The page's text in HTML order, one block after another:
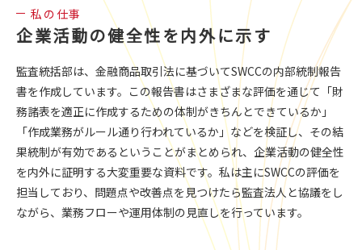
私の仕事
企業活動の健全性を内外に示す
監査統括部は、金融商品取引法に基づいてSWCCの内部統制報告
書を作成しています。この報告書はさまざまな評価を通じて「財
務諸表を適正に作成するための体制がきちんとできているか」
「作成業務がルール通り行われているか」などを検証し、その結
果統制が有効であるということがまとめられ、企業活動の健全性
を内外に証明する大変重要な資料です。私は主にSWCCの評価を
担当しており、問題点や改善点を見つけたら監査法人と協議をし
ながら、業務フローや運用体制の見直しを行っています。